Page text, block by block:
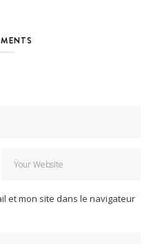
et mon site dans le navigateur